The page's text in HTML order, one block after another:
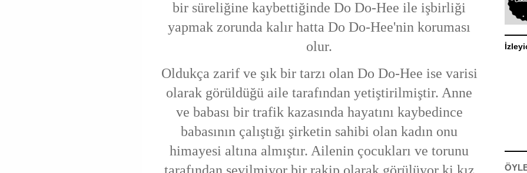
bir süreliğine kaybettiğinde Do Do-Hee ile işbirliği
yapmak zorunda kalır hatta Do Do-Hee'nin koruması
olur.
Oldukça zarif ve şık bir tarzı olan Do Do-Hee ise varisi
olarak görüldüğü aile tarafından yetiştirilmiştir. Anne
ve babası bir trafik kazasında hayatını kaybedince
babasının çalıştığı şirketin sahibi olan kadın onu
himayesi altına almıştır. Ailenin çocukları ve torunu
tarafından sevilmiyor bir rakip olarak görülüyor ki kız